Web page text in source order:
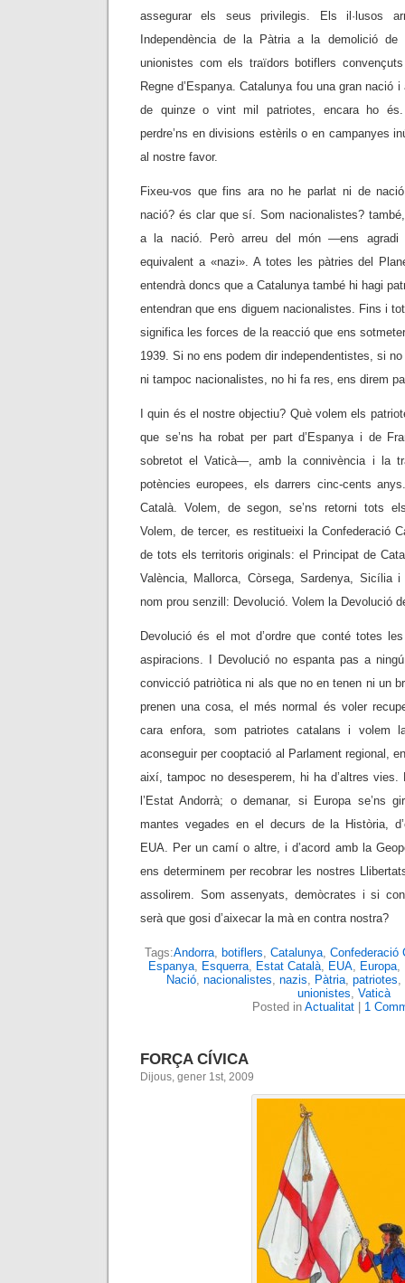
assegurar els seus privilegis. Els il·lusos
Independència de la Pàtria a la demolició de
unionistes com els traïdors botiflers
Regne d’Espanya. Catalunya fou una gran nació
de quinze o vint mil patriotes, encara ho
perdre’ns en divisions estèrils o en campanyes
al nostre favor.
Fixeu-vos que fins ara no he parlat ni de
nació? és clar que sí. Som nacionalistes?
a la nació. Però arreu del món —ens agradi
equivalent a «nazi». A totes les pàtries del
entendrà doncs que a Catalunya també hi hagi
entendran que ens diguem nacionalistes. Fins i
significa les forces de la reacció que ens
1939. Si no ens podem dir independentistes, si
ni tampoc nacionalistes, no hi fa res, ens direm
I quin és el nostre objectiu? Què volem els
que se’ns ha robat per part d’Espanya i de
sobretot el Vaticà—, amb la connivència i la
potències europees, els darrers cinc-cents
Català. Volem, de segon, se’ns retorni tots
Volem, de tercer, es restitueixi la Confederació
de tots els territoris originals: el Principat de
València, Mallorca, Còrsega, Sardenya,
nom prou senzill: Devolució. Volem la Devolució
Devolució és el mot d’ordre que conté totes
aspiracions. I Devolució no espanta pas a
convicció patriòtica ni als que no en tenen ni un
prenen una cosa, el més normal és voler
cara enfora, som patriotes catalans i volem
aconseguir per cooptació al Parlament regional,
així, tampoc no desesperem, hi ha d’altres vies.
l’Estat Andorrà; o demanar, si Europa se’ns
mantes vegades en el decurs de la Història,
EUA. Per un camí o altre, i d’acord amb la
ens determinem per recobrar les nostres
assolirem. Som assenyats, demòcrates i si
serà que gosi d’aixecar la mà en contra nostra?
Tags:Andorra, botiflers, Catalunya, Confederació
Espanya, Esquerra, Estat Català, EUA, Europa,
Nació, nacionalistes, nazis, Pàtria, patriotes,
unionistes, Vaticà
Posted in Actualitat 1
FORÇA CÍVICA
Dijous, gener 1st, 2009